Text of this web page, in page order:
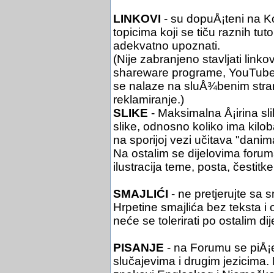
LINKOVI - su dopuÅ¡teni na
topicima koji se tiču raznih
adekvatno upoznati.
(Nije zabranjeno stavljati
shareware programe,
se nalaze na sluÅ¾benim
reklamiranje.)
SLIKE - Maksimalna Å¡irina
slike, odnosno koliko ima
na sporijoj vezi učitava
Na ostalim se dijelovima
ilustracija teme, posta,
SMAJLIĆI - ne pretjerujte sa
Hrpetine smajlića bez teksta i
neće se tolerirati po ostalim
PISANJE - na Forumu se
slučajevima i drugim